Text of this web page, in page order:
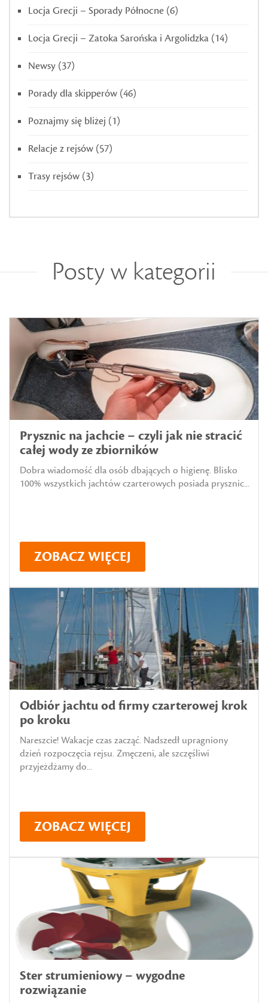
Locja Grecji – Sporady Północne (6)
Locja Grecji – Zatoka Sarońska i Argolidzka (14)
Newsy (37)
Porady dla skipperów (46)
Poznajmy się bliżej (1)
Relacje z rejsów (57)
Trasy rejsów (3)
Posty w kategorii
Prysznic na jachcie – czyli jak nie stracić
całej wody ze zbiorników
Dobra wiadomość dla osób dbających o higienę. Blisko
100% wszystkich jachtów czarterowych posiada prysznic...
ZOBACZ WIĘCEJ
Odbiór jachtu od firmy czarterowej krok
po kroku
Nareszcie! Wakacje czas zacząć. Nadszedł upragniony
dzień rozpoczęcia rejsu. Zmęczeni, ale szczęśliwi
przyjeżdżamy do...
ZOBACZ WIĘCEJ
Ster strumieniowy – wygodne
rozwiązanie